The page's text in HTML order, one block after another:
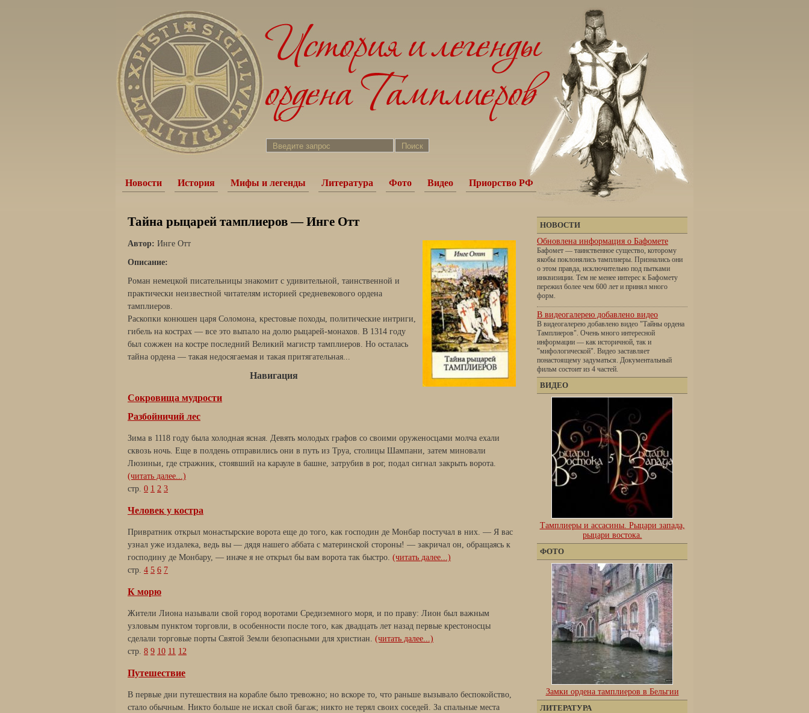
Новости История Мифы и легенды Литература Фото Видео Приорство РФ
Тайна рыцарей тамплиеров — Инге Отт
Автор: Инге Отт
Описание:
Роман немецкой писательницы знакомит с удивительной, таинственной и
практически неизвестной читателям историей средневекового ордена
тамплиеров.
Раскопки конюшен царя Соломона, крестовые походы, политические интриги,
гибель на кострах — все это выпало на долю рыцарей-монахов. В 1314 году
был сожжен на костре последний Великий магистр тамплиеров. Но осталась
тайна ордена — такая недосягаемая и такая притягательная...
Навигация
Сокровища мудрости
Разбойничий лес
Зима в 1118 году была холодная ясная. Девять молодых графов со своими оруженосцами молча ехали
сквозь ночь. Еще в полдень отправились они в путь из Труа, столицы Шампани, затем миновали
Люзиньи, где стражник, стоявший на карауле в башне, затрубив в рог, подал сигнал закрыть ворота.
(читать далее...)
стр. 0 1 2 3
Человек у костра
Привратник открыл монастырские ворота еще до того, как господин де Монбар постучал в них. — Я вас
узнал уже издалека, ведь вы — дядя нашего аббата с материнской стороны! — закричал он, обращаясь к
господину де Монбару, — иначе я не открыл бы вам ворота так быстро. (читать далее...)
стр. 4 5 6 7
К морю
Жители Лиона называли свой город воротами Средиземного моря, и по праву: Лион был важным
узловым пунктом торговли, в особенности после того, как двадцать лет назад первые крестоносцы
сделали торговые порты Святой Земли безопасными для христиан. (читать далее...)
стр. 8 9 10 11 12
Путешествие
В первые дни путешествия на корабле было тревожно; но вскоре то, что раньше вызывало беспокойство,
стало обычным. Никто больше не искал свой багаж; никто не терял своих соседей. За спальные места
НОВОСТИ
Обновлена информация о Бафомете
Бафомет — таинственное существо, которому
якобы поклонялись тамплиеры. Признались они
о этом правда, исключительно под пытками
инквизиции. Тем не менее интерес к Бафомету
пережил более чем 600 лет и принял много
форм.
В видеогалерею добавлено видео
В видеогалерею добавлено видео "Тайны ордена
Тамплиеров". Очень много интересной
информации — как историчной, так и
"мифологической". Видео заставляет
понастоящему задуматься. Документальный
фильм состоит из 4 частей.
ВИДЕО
Тамплиеры и ассасины. Рыцари запада,
рыцари востока.
ФОТО
Замки ордена тамплиеров в Бельгии
ЛИТЕРАТУРА